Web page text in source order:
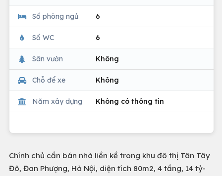
Số phòng ngủ 6
Số WC 6
Sân vườn Không
Chỗ để xe Không
Năm xây dựng Không có thông tin
Chính chủ cần bán nhà liền kề trong khu đô thị Tân Tây
Đô, Đan Phượng, Hà Nội, diện tích 80m2, 4 tầng, 14 tỷ-